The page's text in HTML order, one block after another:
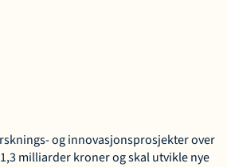
og innovasjonsprosjekter over
milliarder kroner og skal utvikle nye